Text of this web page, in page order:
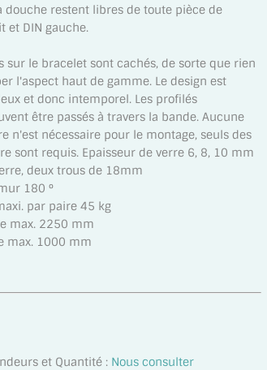
douche restent libres de toute pièce de
et DIN gauche.
sur le bracelet sont cachés, de sorte que rien
l'aspect haut de gamme. Le design est
et donc intemporel. Les profilés
être passés à travers la bande. Aucune
n'est nécessaire pour le montage, seuls des
sont requis. Epaisseur de verre 6, 8, 10 mm
deux trous de 18mm
180 °
par paire 45 kg
max. 2250 mm
max. 1000 mm
et Quantité : Nous consulter